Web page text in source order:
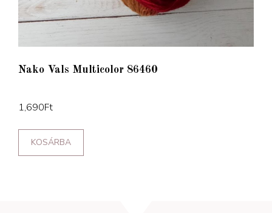
Nako Vals Multicolor 86460
1,690Ft
KOSÁRBA